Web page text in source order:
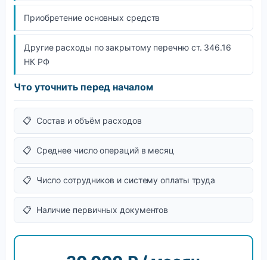
Приобретение основных средств
Другие расходы по закрытому перечню ст. 346.16
НК РФ
Что уточнить перед началом
📋 Состав и объём расходов
📋 Среднее число операций в месяц
📋 Число сотрудников и систему оплаты труда
📋 Наличие первичных документов